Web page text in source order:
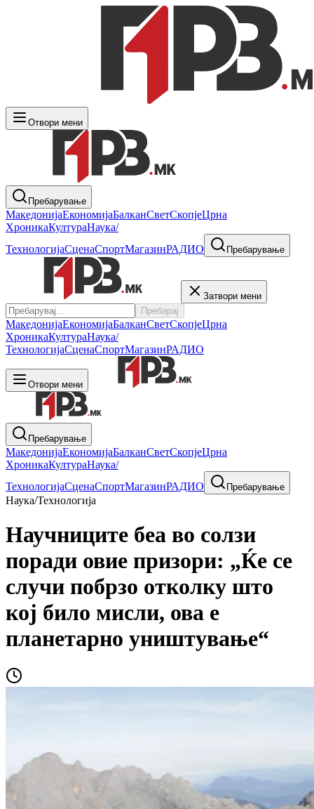
Отвори мени
Пребарување
МакедонијаЕкономијаБалканСветСкопјеЦрна
ХроникаКултураНаука/
ТехнологијаСценаСпортМагазинРАДИО Пребарување
Затвори мени
Пребарај
МакедонијаЕкономијаБалканСветСкопјеЦрна
ХроникаКултураНаука/
ТехнологијаСценаСпортМагазинРАДИО
Отвори мени
Пребарување
МакедонијаЕкономијаБалканСветСкопјеЦрна
ХроникаКултураНаука/
ТехнологијаСценаСпортМагазинРАДИО Пребарување
Наука/Технологија
Научниците беа во солзи
поради овие призори: „Ќе се
случи побрзо отколку што
кој било мисли, ова е
планетарно уништување“